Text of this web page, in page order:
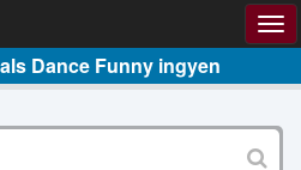
Dance Funny ingyen